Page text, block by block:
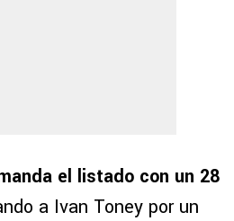
el listado con un 28
a Ivan Toney por un